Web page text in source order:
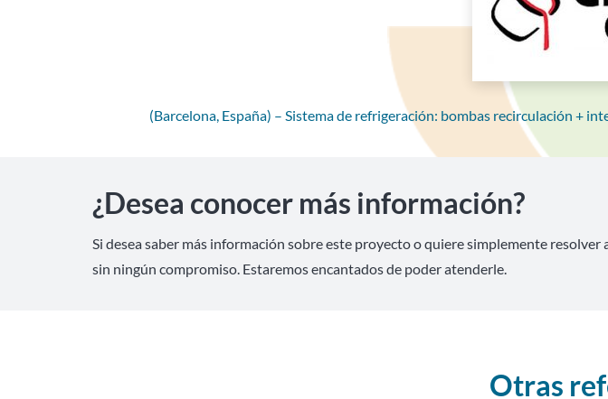
(Barcelona, España) – Sistema de refrigeración: bombas recirculación +
¿Desea conocer más información?
Si desea saber más información sobre este proyecto o quiere simplemente
sin ningún compromiso. Estaremos encantados de poder atenderle.
Otras